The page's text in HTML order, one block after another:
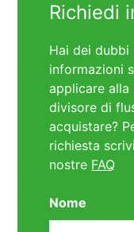
Richiedi
Hai dei
informazioni
applicare
divisore di
acquistare?
richiesta
nostre FAQ
Nome